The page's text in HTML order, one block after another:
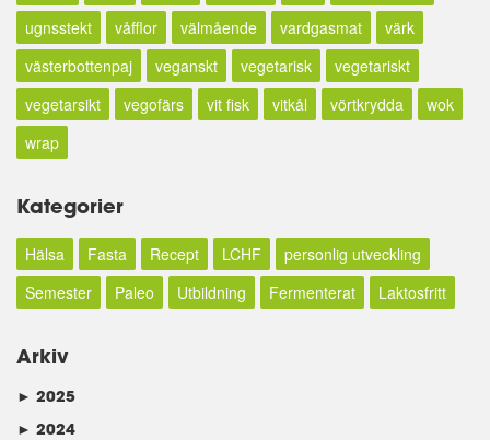
ugnsstekt
våfflor välmående vardgasmat
värk
västerbottenpaj
veganskt vegetarisk
vegetariskt
vegetarsikt
vegofärs vit fisk vitkål vörtkrydda
wok
wrap
Kategorier
Hälsa Fasta Recept LCHF
personlig utveckling
Semester
Paleo Utbildning Fermenterat Laktosfritt
Arkiv
► 2025
► 2024